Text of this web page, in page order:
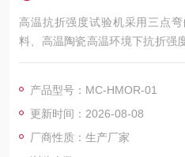
高温抗折强度试验机采用三点
料、高温陶瓷高温环境下抗折强
连续试样测试，检测数据精准合
发。
产品型号：MC-HMOR-01
更新时间：2026-08-08
厂商性质：生产厂家